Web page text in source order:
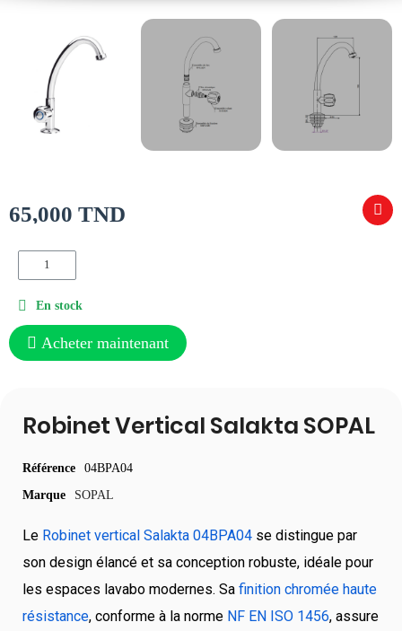
Robinet Vertical Salakta SOPAL
Référence
04BPA04
Marque
SOPAL
Le Robinet vertical Salakta 04BPA04 se distingue par
son design élancé et sa conception robuste, idéale pour
les espaces lavabo modernes. Sa finition chromée haute
résistance, conforme à la norme NF EN ISO 1456, assure
65,000 TND
En stock
Acheter maintenant